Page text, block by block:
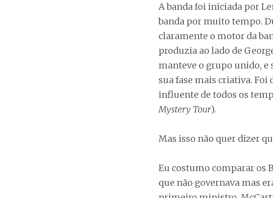
A banda foi iniciada por
banda por muito tempo.
claramente o motor da
produzia ao lado de
manteve o grupo unido, e
sua fase mais criativa. Foi
influente de todos os
Mystery Tour).
Mas isso não quer dizer
Eu costumo comparar os
que não governava mas